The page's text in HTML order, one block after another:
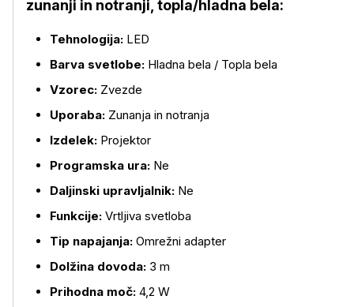
Več o izdelku
zunanji in notranji, topla/hladna bela:
Tehnologija: LED
Barva svetlobe: Hladna bela / Topla bela
Vzorec: Zvezde
Uporaba: Zunanja in notranja
Izdelek: Projektor
Programska ura: Ne
Daljinski upravljalnik: Ne
Funkcije: Vrtljiva svetloba
Tip napajanja: Omrežni adapter
Dolžina dovoda: 3 m
Prihodna moč: 4,2 W